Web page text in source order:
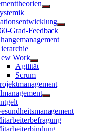
Untermenü
Untermenü
Grad-Feedback
Work
Untermenü
anzeigen
Agilität
Scrum
Untermenü